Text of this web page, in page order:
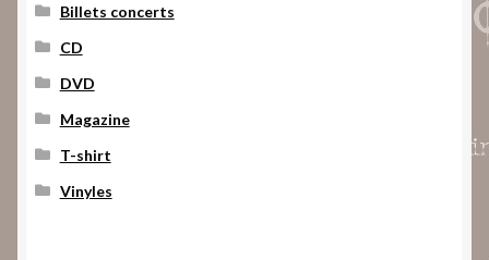
Billets concerts
CD
DVD
Magazine
T-shirt
Vinyles